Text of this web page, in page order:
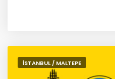
İSTANBUL / MALTEPE